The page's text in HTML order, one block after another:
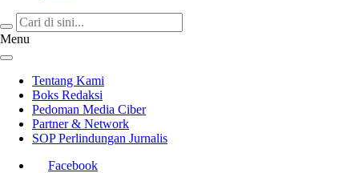
Menu
Tentang Kami
Boks Redaksi
Pedoman Media Ciber
Partner & Network
SOP Perlindungan Jurnalis
Facebook